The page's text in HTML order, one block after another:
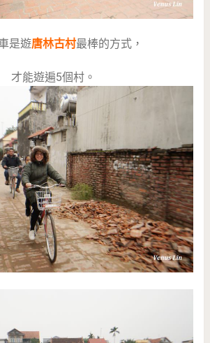
是遊唐林古村最棒的方式，
才能遊遍5個村。